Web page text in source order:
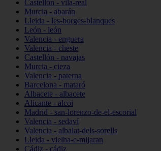
Castellón - vila-real
Murcia - abarán
Lleida - les-borges-blanques
León - león
Valencia - enguera
Valencia - cheste
Castellón - navajas
Murcia - cieza
Valencia - paterna
Barcelona - mataró
Albacete - albacete
Alicante - alcoi
Madrid - san-lorenzo-de-el-escorial
Valencia - sedaví
Valencia - albalat-dels-sorells
Lleida - vielha-e-mijaran
Cádiz - cádiz